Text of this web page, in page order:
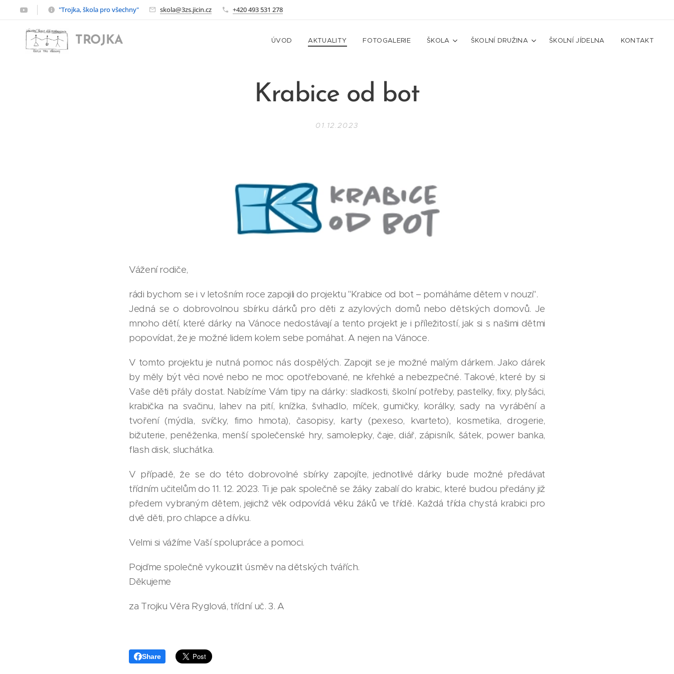
"Trojka, škola pro všechny" skola@3zs.jicin.cz +420 493 531 278
TROJKA ÚVOD AKTUALITY FOTOGALERIE ŠKOLA ŠKOLNÍ DRUŽINA ŠKOLNÍ JÍDELNA KONTAKT
Krabice od bot
01.12.2023
Vážení rodiče,
rádi bychom se i v letošním roce zapojili do projektu "Krabice od bot – pomáháme dětem v nouzi".
Jedná se o dobrovolnou sbírku dárků pro děti z azylových domů nebo dětských domovů. Je
mnoho dětí, které dárky na Vánoce nedostávají a tento projekt je i příležitostí, jak si s našimi dětmi
popovídat, že je možné lidem kolem sebe pomáhat. A nejen na Vánoce.
V tomto projektu je nutná pomoc nás dospělých. Zapojit se je možné malým dárkem. Jako dárek
by měly být věci nové nebo ne moc opotřebované, ne křehké a nebezpečné. Takové, které by si
Vaše děti přály dostat. Nabízíme Vám tipy na dárky: sladkosti, školní potřeby, pastelky, fixy, plyšáci,
krabička na svačinu, lahev na pití, knížka, švihadlo, míček, gumičky, korálky, sady na vyrábění a
tvoření (mýdla, svíčky, fimo hmota), časopisy, karty (pexeso, kvarteto), kosmetika, drogerie,
bižuterie, peněženka, menší společenské hry, samolepky, čaje, diář, zápisník, šátek, power banka,
flash disk, sluchátka.
V případě, že se do této dobrovolné sbírky zapojíte, jednotlivé dárky bude možné předávat
třídním učitelům do 11. 12. 2023. Ti je pak společně se žáky zabalí do krabic, které budou předány již
předem vybraným dětem, jejichž věk odpovídá věku žáků ve třídě. Každá třída chystá krabici pro
dvě děti, pro chlapce a dívku.
Velmi si vážíme Vaší spolupráce a pomoci.
Pojďme společně vykouzlit úsměv na dětských tvářích.
Děkujeme
za Trojku Věra Ryglová, třídní uč. 3. A
Share